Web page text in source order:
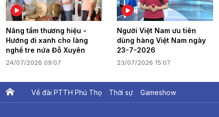
Nâng tầm thương hiệu -
Hướng đi xanh cho làng
nghề tre nứa Đỗ Xuyên
24/07/2026 09:07
Người Việt Nam ưu tiên
dùng hàng Việt Nam ngày
23-7-2026
23/07/2026 15:07
Về đài PTTH Phú Thọ Thời sự Gameshow